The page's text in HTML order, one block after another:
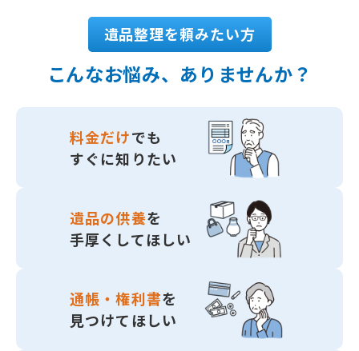
遺品整理を頼みたい方
こんなお悩み、ありませんか？
料金だけでも
すぐに知りたい
遺品の供養を
手厚くしてほしい
通帳・権利書を
見つけてほしい